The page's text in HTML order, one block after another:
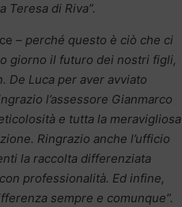
di Riva”.
– perché questo è ciò che ci
giorno il futuro dei nostri figli,
De Luca per aver avviato
l’assessore Gianmarco
e tutta la meravigliosa
Ringrazio anche l’ufficio
la raccolta differenziata
professionalità. Ed infine,
sempre e comunque”.